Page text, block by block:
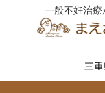
一般不妊治
三